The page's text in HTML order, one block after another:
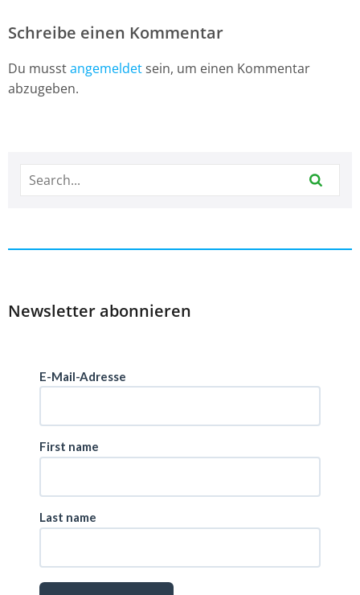
Schreibe einen Kommentar
Du musstangemeldet sein, um einen Kommentar
abzugeben.
Newsletter abonnieren